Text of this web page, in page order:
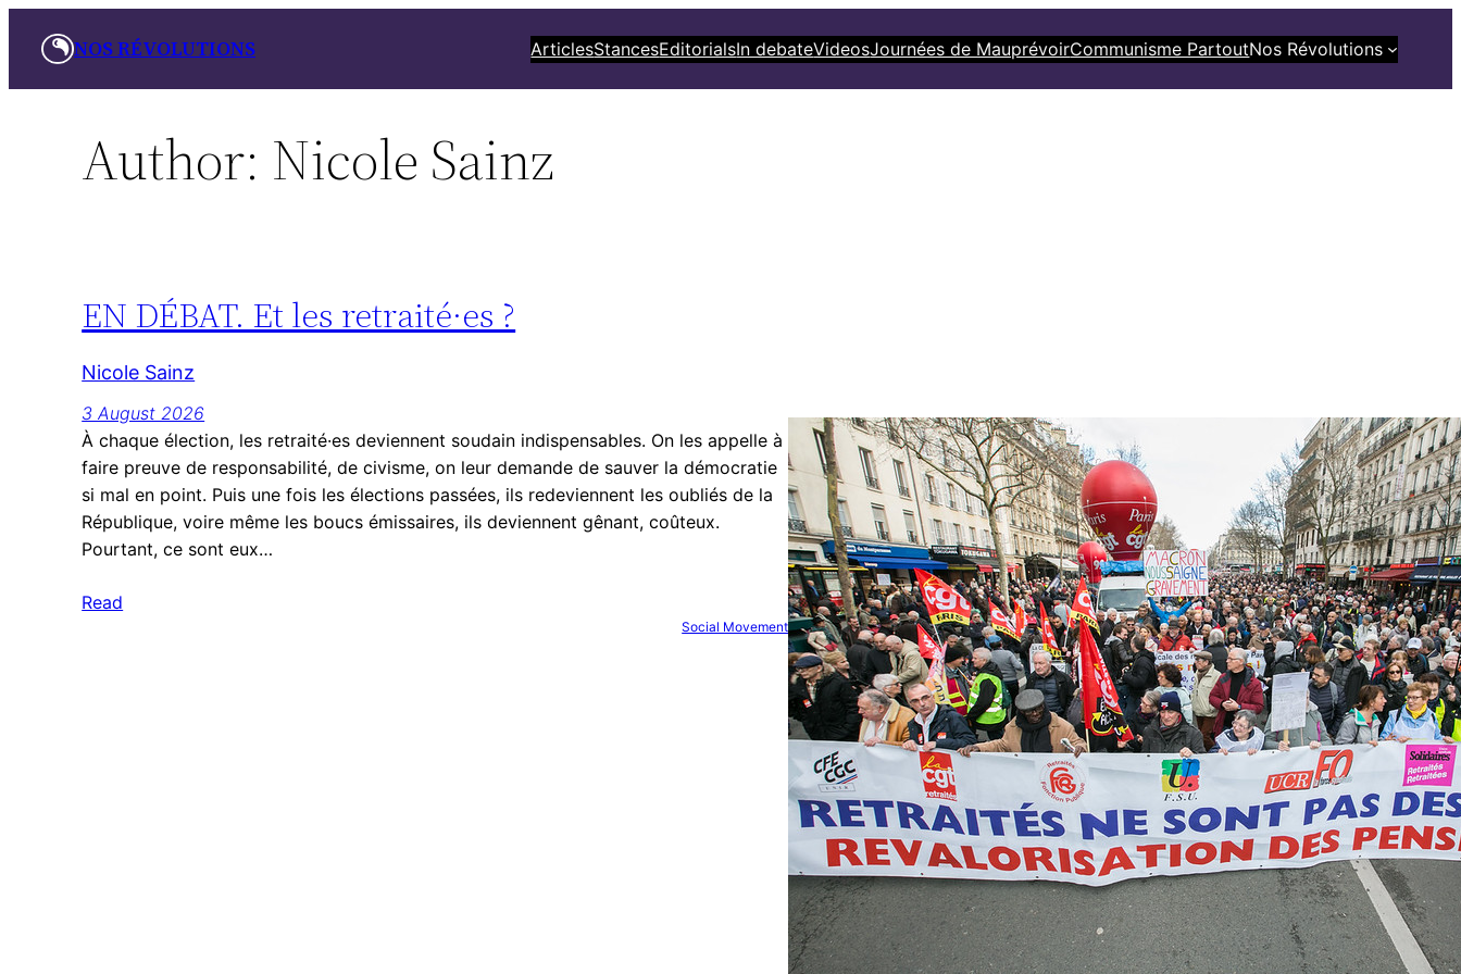
NOS RÉVOLUTIONS ArticlesStancesEditorialsIn debateVideosJournées de MauprévoirCommunisme PartoutNos Révolutions
Author: Nicole Sainz
EN DÉBAT. Et les retraité·es ?
Nicole Sainz
3 August 2026
À chaque élection, les retraité·es deviennent soudain indispensables. On les appelle à
faire preuve de responsabilité, de civisme, on leur demande de sauver la démocratie
si mal en point. Puis une fois les élections passées, ils redeviennent les oubliés de la
République, voire même les boucs émissaires, ils deviennent gênant, coûteux.
Pourtant, ce sont eux…
Read
Social Movement